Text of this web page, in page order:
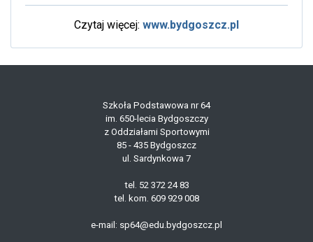
Czytaj więcej: www.bydgoszcz.pl
Szkoła Podstawowa nr 64
im. 650-lecia Bydgoszczy
z Oddziałami Sportowymi
85 - 435 Bydgoszcz
ul. Sardynkowa 7
tel. 52 372 24 83
tel. kom. 609 929 008
e-mail: sp64@edu.bydgoszcz.pl